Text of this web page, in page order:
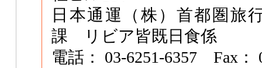
日本通運（株）首都圏
課 リビア皆既日食係
電話： 03-6251-6357 Fax：